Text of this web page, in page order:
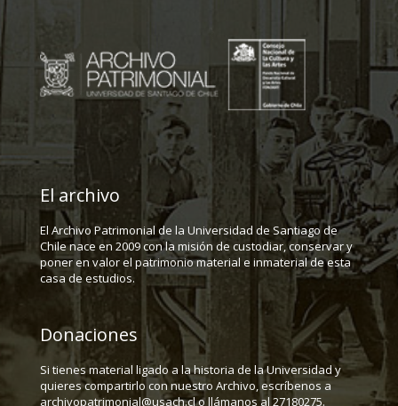
El archivo
El Archivo Patrimonial de la Universidad de Santiago de
Chile nace en 2009 con la misión de custodiar, conservar y
poner en valor el patrimonio material e inmaterial de esta
casa de estudios.
Donaciones
Si tienes material ligado a la historia de la Universidad y
quieres compartirlo con nuestro Archivo, escríbenos a
archivopatrimonial@usach.cl o llámanos al 27180275.